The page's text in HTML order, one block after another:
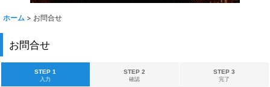
ホーム > お問合せ
お問合せ
STEP 1
入力
STEP 2
確認
STEP 3
完了